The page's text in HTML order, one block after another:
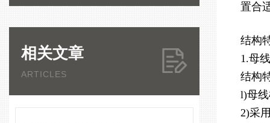
相关文章
ARTICLES
置合
结构
1.母
结构
l)母
2)采